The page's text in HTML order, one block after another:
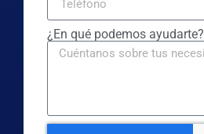
¿En qué podemos ayudarte?